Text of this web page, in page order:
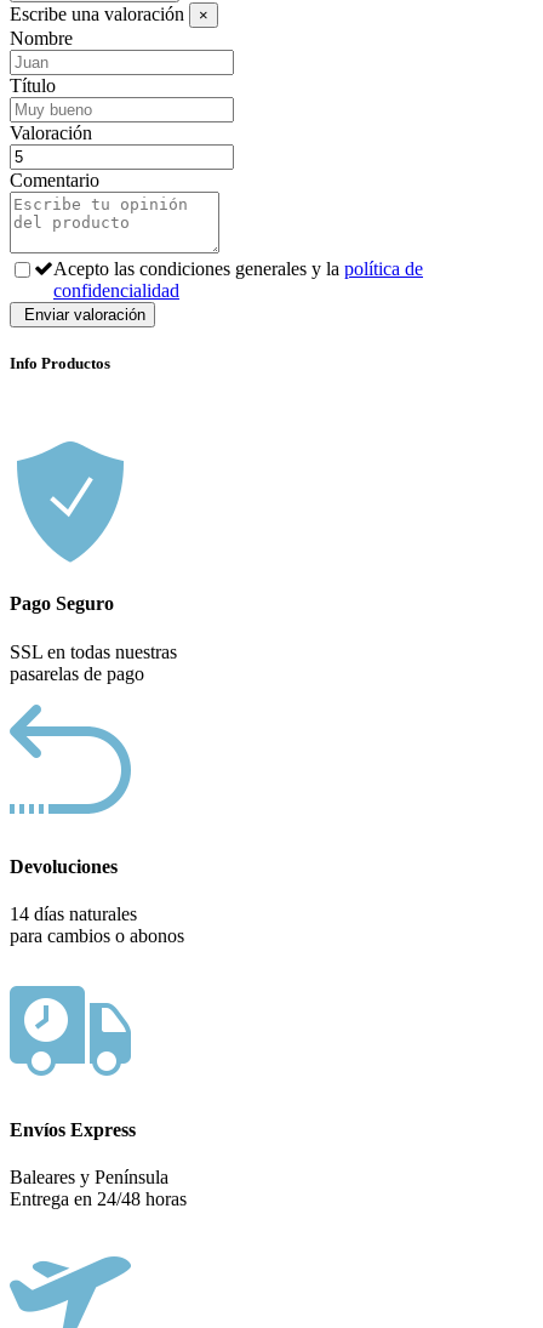
Escribe una valoración ×
Nombre
Título
Valoración
Comentario
Acepto las condiciones generales y la política de
confidencialidad
Info Productos
Pago Seguro
SSL en todas nuestras
pasarelas de pago
Devoluciones
14 días naturales
para cambios o abonos
Envíos Express
Baleares y Península
Entrega en 24/48 horas